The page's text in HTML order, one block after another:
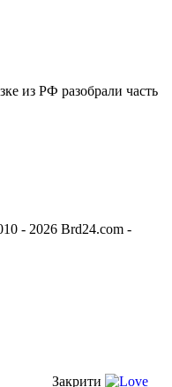
из РФ разобрали часть
- 2026 Brd24.com -
Закрити